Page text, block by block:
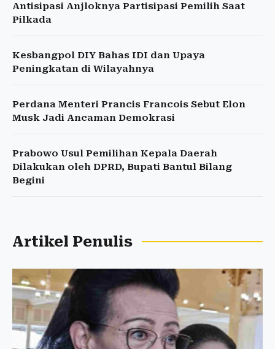
Antisipasi Anjloknya Partisipasi Pemilih Saat
Pilkada
Kesbangpol DIY Bahas IDI dan Upaya
Peningkatan di Wilayahnya
Perdana Menteri Prancis Francois Sebut Elon
Musk Jadi Ancaman Demokrasi
Prabowo Usul Pemilihan Kepala Daerah
Dilakukan oleh DPRD, Bupati Bantul Bilang
Begini
Artikel Penulis